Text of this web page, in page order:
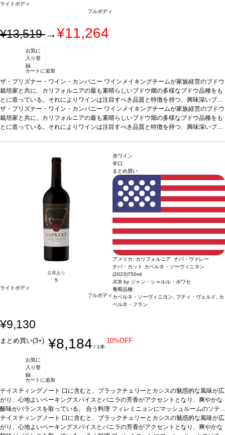
ライトボディ
フルボディ
¥13,519→¥11,264
お気に
入り登
録
カートに追加
ザ・プリズナー・ワイン・カンパニー ワインメイキングチームが家族経営のブドウ
栽培家と共に、カリフォルニアの最も素晴らしいブドウ畑の多様なブドウ品種をも
とに造っている。それによりワインは注目すべき品質と特徴を持つ、興味深いブレ
ンドとなっている。テイスティングノートノーズはクランベリー、ブラックベリ
ー、カラント、ドライプラム、バニラ、ナツメグ、トーストしたココナッツを示
す。口に含むと、柔らかいタンニンが広がり、甘いスパイスは素晴らしく溶け込ん
0%、プティ・シラー 19%、シラー 17%、カベルネ・ソーヴィニヨン 10.5%、メル
ロー 8.5%、マルベック 5%
*本ヴィンテージが在庫切れの場合、在庫があり価格が
同様の場合は自動的に次のヴィンテージに変更されます、ご了承ください。
ザ・プリズナー・ワイン・カンパニー ワインメイキングチームが家族経営のブドウ
栽培家と共に、カリフォルニアの最も素晴らしいブドウ畑の多様なブドウ品種をも
とに造っている。それによりワインは注目すべき品質と特徴を持つ、興味深いブレ
す。口に含むと、柔らかいタンニンが広がり、甘いスパイスは素晴らしく溶け込ん
でいて、バランスの取れた赤と黒果実を感じる。
ースやトマトベースのソース添えの肉料理などと好相性
0%、プティ・シラー 19%、シラー 17%、カベルネ・ソーヴィニヨン 10.5%、メル
ロー 8.5%、マルベック 5%
*本ヴィンテージが在庫切れの場合、在庫があり価格が
同様の場合は自動的に次のヴィンテージに変更されます、ご了承ください。
在庫あり
5
ライトボディ
フルボディ
赤ワイン
辛口
まとめ買い
アメリカ カリフォルニア ナパ・ヴァレー
ナパ・カット カベルネ・ソーヴィニヨン
(2023)750ml
JCB by ジャン・シャルル・ボワセ
葡萄品種:
カベルネ・ソーヴィニヨン, プティ・ヴェルド, カ
ベルネ・フラン
¥9,130
まとめ買い(3+) ¥8,184 / 1本
10%OFF
お気に
入り登
録
カートに追加
テイスティングノート 口に含むと、ブラックチェリーとカシスの魅惑的な風味が広
がり、心地よいベーキングスパイスとバニラの芳香がアクセントとなり、爽やかな
酸味がバランスを取っている。 合う料理 フィレミニョンにマッシュルームのソテ
ー添え、サイドにクリーミーなガーリックマッシュポテト、リブアイにブルーチー
ズのコンポート添え、サイドにカリッとしたフリット、フラットアイロンステーキ
テイスティングノート 口に含むと、ブラックチェリーとカシスの魅惑的な風味が広
がり、心地よいベーキングスパイスとバニラの芳香がアクセントとなり、爽やかな